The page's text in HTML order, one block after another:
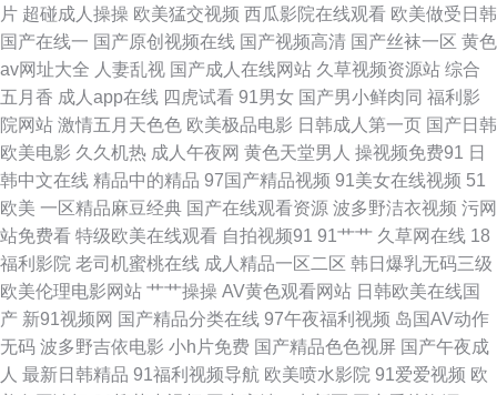
人天堂网 91黄色视频播放 丁香五月激情图片 欧美日韩福利资源网 有码se
wwwsese视频 老女人丝袜诱惑 五月婷婷新视觉 91另类精品日韩欧美 国产精
品久久高超 色人閣俺也去 91国产原创大香蕉 超碰91第一页 人妻精品久久在
线 91tv网在线观看 av免费在线观看久 蜜桃成人一区 69福利社首页 www91
国产 老牛av综合资源站 亚洲精品在线一 91在线色色 激情乱伦五月天黄色 午
夜成人免费网站 欧美日韩在线视频精品 国厂av在线 午夜韩国区二区 91碰在
线视频观看 国产精品久久紫色 婷婷五月天激情文学 91热资源站 国产精品国
片 超碰成人操操 欧美猛交视频 西瓜影院在线观看 欧美做受日韩
国产在线一 国产原创视频在线 国产视频高清 国产丝袜一区 黄色
av网址大全 人妻乱视 国产成人在线网站 久草视频资源站 综合
五月香 成人app在线 四虎试看 91男女 国产男小鲜肉同 福利影
院网站 激情五月天色色 欧美极品电影 日韩成人第一页 国产日韩
欧美电影 久久机热 成人午夜网 黄色天堂男人 操视频免费91 日
韩中文在线 精品中的精品 97国产精品视频 91美女在线视频 51
欧美 一区精品麻豆经典 国产在线观看资源 波多野洁衣视频 污网
站免费看 特级欧美在线观看 自拍视频91 91艹艹 久草网在线 18
福利影院 老司机蜜桃在线 成人精品一区二区 韩日爆乳无码三级
欧美伦理电影网站 艹艹操操 AV黄色观看网站 日韩欧美在线国
产 新91视频网 国产精品分类在线 97午夜福利视频 岛国AV动作
无码 波多野吉依电影 小h片免费 国产精品色色视屏 国产午夜成
人 最新日韩精品 91福利视频导航 欧美喷水影院 91爱爱视频 欧